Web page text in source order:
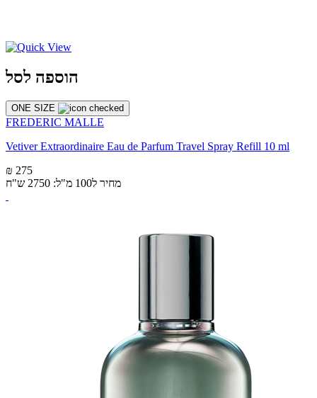
הוספה לסל
ONE SIZE
FREDERIC MALLE
Vetiver Extraordinaire Eau de Parfum Travel Spray Refill 10 ml
₪ 275
מחיר ל100 מ"ל: 2750 ש"ח